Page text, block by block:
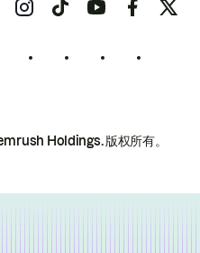
Holdings.版权所有。